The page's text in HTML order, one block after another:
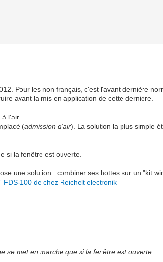
Pour les non français, c'est l'avant dernière
avant la mis en application de cette dernière.
l'air.
(admission d'air). La solution la plus simple
si la fenêtre est ouverte.
une solution : combiner ses hottes sur un "kit
FDS-100 de chez Reichelt electronik
se met en marche que si la fenêtre est ouverte